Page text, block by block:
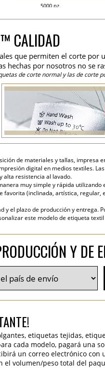
5000 pz.
8000 pz.
15000 pz.
20000 pz.
CALIDAD
que permiten el corte por
hechas por nosotros no se
de corte normal y las de corte
de materiales y tallas, impresa
digital en medios textiles.
alta resistencia al lavado.
muy simple y rápida
(inclinada, artística,
el plazo de producción y entrega.
este modelo de etiqueta
Y DE
etiquetas tejidas,
cada modelo, pagará una
un correo electrónico
el volumen/peso total del